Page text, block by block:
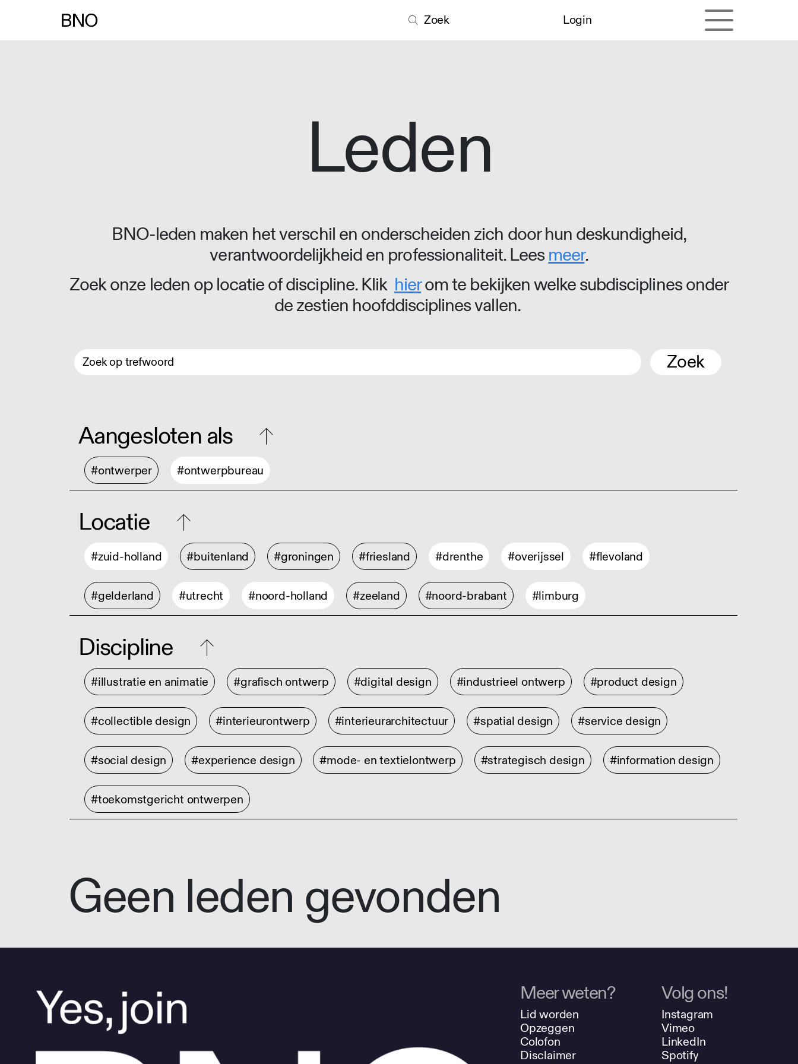
Zoek Login
Leden
BNO-leden maken het verschil en onderscheiden zich door hun deskundigheid,
verantwoordelijkheid en professionaliteit. Leesmeer.
Zoek onze leden op locatie of discipline. Klik hierom te bekijken welke subdisciplines onder
de zestien hoofddisciplines vallen.
Zoek
Aangesloten als
#ontwerper #ontwerpbureau
Locatie
#zuid-holland #buitenland #groningen #friesland #drenthe #overijssel #flevoland
#gelderland #utrecht #noord-holland #zeeland #noord-brabant #limburg
Discipline
#illustratie en animatie #grafisch ontwerp #digital design #industrieel ontwerp #product design
#collectible design #interieurontwerp #interieurarchitectuur #spatial design #service design
#social design #experience design #mode- en textielontwerp #strategisch design #information design
#toekomstgericht ontwerpen
Geen leden gevonden
Meer weten?
Lid worden
Opzeggen
Colofon
Disclaimer
Volg ons!
Instagram
Vimeo
LinkedIn
Spotify